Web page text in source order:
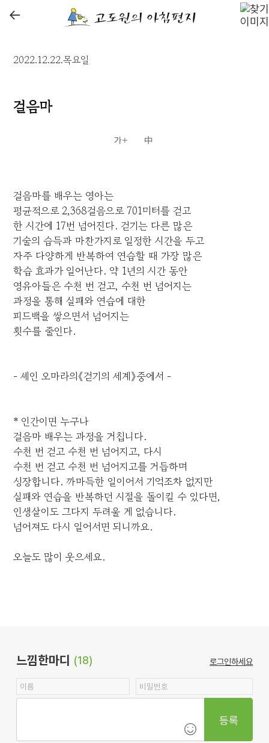
←
2022.12.22.목요일
걸음마
걸음마를 배우는 영아는
평균적으로 2,368걸음으로 701미터를 걷고
한 시간에 17번 넘어진다. 걷기는 다른 많은
기술의 습득과 마찬가지로 일정한 시간을 두고
자주 다양하게 반복하여 연습할 때 가장 많은
학습 효과가 일어난다. 약 1년의 시간 동안
영유아들은 수천 번 걷고, 수천 번 넘어지는
과정을 통해 실패와 연습에 대한
피드백을 쌓으면서 넘어지는
횟수를 줄인다.
- 셰인 오마라의《걷기의 세계》중에서 -
* 인간이면 누구나
걸음마 배우는 과정을 거칩니다.
수천 번 걷고 수천 번 넘어지고, 다시
수천 번 걷고 수천 번 넘어지고를 거듭하며
성장합니다. 까마득한 일이어서 기억조차 없지만
실패와 연습을 반복하던 시절을 돌이킬 수 있다면,
인생살이도 그다지 두려울 게 없습니다.
넘어져도 다시 일어서면 되니까요.
오늘도 많이 웃으세요.
느낌한마디 (18) 로그인하세요
등록